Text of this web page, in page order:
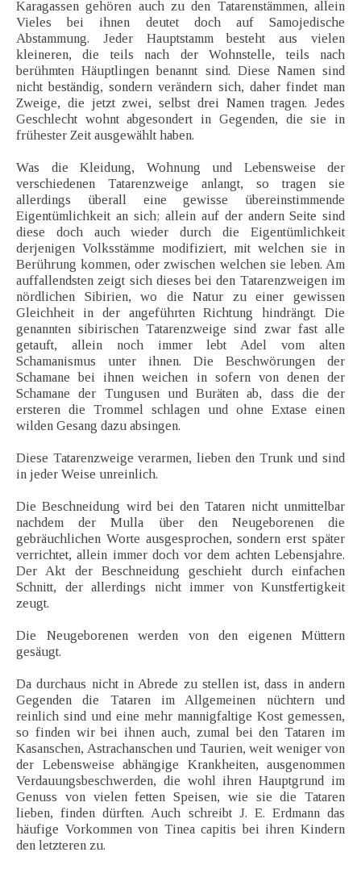
Karagassen gehören auch zu den Tatarenstämmen, allein
Vieles bei ihnen deutet doch auf Samojedische
Abstammung. Jeder Hauptstamm besteht aus vielen
kleineren, die teils nach der Wohnstelle, teils nach
berühmten Häuptlingen benannt sind. Diese Namen sind
nicht beständig, sondern verändern sich, daher findet man
Zweige, die jetzt zwei, selbst drei Namen tragen. Jedes
Geschlecht wohnt abgesondert in Gegenden, die sie in
frühester Zeit ausgewählt haben.
Was die Kleidung, Wohnung und Lebensweise der
verschiedenen Tatarenzweige anlangt, so tragen sie
allerdings überall eine gewisse übereinstimmende
Eigentümlichkeit an sich; allein auf der andern Seite sind
diese doch auch wieder durch die Eigentümlichkeit
derjenigen Volksstämme modifiziert, mit welchen sie in
Berührung kommen, oder zwischen welchen sie leben. Am
auffallendsten zeigt sich dieses bei den Tatarenzweigen im
nördlichen Sibirien, wo die Natur zu einer gewissen
Gleichheit in der angeführten Richtung hindrängt. Die
genannten sibirischen Tatarenzweige sind zwar fast alle
getauft, allein noch immer lebt Adel vom alten
Schamanismus unter ihnen. Die Beschwörungen der
Schamane bei ihnen weichen in sofern von denen der
Schamane der Tungusen und Buräten ab, dass die der
ersteren die Trommel schlagen und ohne Extase einen
wilden Gesang dazu absingen.
Diese Tatarenzweige verarmen, lieben den Trunk und sind
in jeder Weise unreinlich.
Die Beschneidung wird bei den Tataren nicht unmittelbar
nachdem der Mulla über den Neugeborenen die
gebräuchlichen Worte ausgesprochen, sondern erst später
verrichtet, allein immer doch vor dem achten Lebensjahre.
Der Akt der Beschneidung geschieht durch einfachen
Schnitt, der allerdings nicht immer von Kunstfertigkeit
zeugt.
Die Neugeborenen werden von den eigenen Müttern
gesäugt.
Da durchaus nicht in Abrede zu stellen ist, dass in andern
Gegenden die Tataren im Allgemeinen nüchtern und
reinlich sind und eine mehr mannigfaltige Kost gemessen,
so finden wir bei ihnen auch, zumal bei den Tataren im
Kasanschen, Astrachanschen und Taurien, weit weniger von
der Lebensweise abhängige Krankheiten, ausgenommen
Verdauungsbeschwerden, die wohl ihren Hauptgrund im
Genuss von vielen fetten Speisen, wie sie die Tataren
lieben, finden dürften. Auch schreibt J. E. Erdmann das
häufige Vorkommen von Tinea capitis bei ihren Kindern
den letzteren zu.